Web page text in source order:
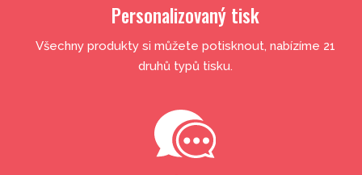
Personalizovaný tisk
Všechny produkty si můžete potisknout, nabízíme 21
druhů typů tisku.